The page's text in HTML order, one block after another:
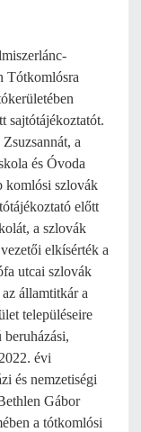
Tótkomlósra
sajtótájékoztatót.
a
és Óvoda
komlósi szlovák
előtt
a szlovák
elkísérték a
utcai szlovák
államtitkár a
településeire
évi
és nemzetiségi
Gábor
a tótkomlósi